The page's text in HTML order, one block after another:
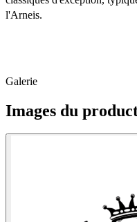
l'Arneis.
Galerie
Images du